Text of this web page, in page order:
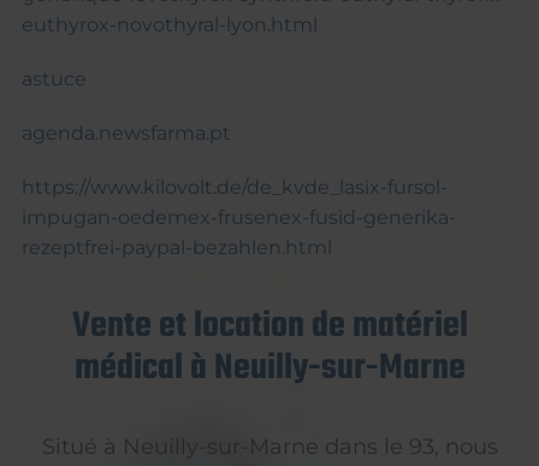
euthyrox-novothyral-lyon.html
astuce
agenda.newsfarma.pt
https://www.kilovolt.de/de_kvde_lasix-fursol-
impugan-oedemex-frusenex-fusid-generika-
rezeptfrei-paypal-bezahlen.html
Vente et location de matériel
médical à Neuilly-sur-Marne
Situé à Neuilly-sur-Marne dans le 93, nous